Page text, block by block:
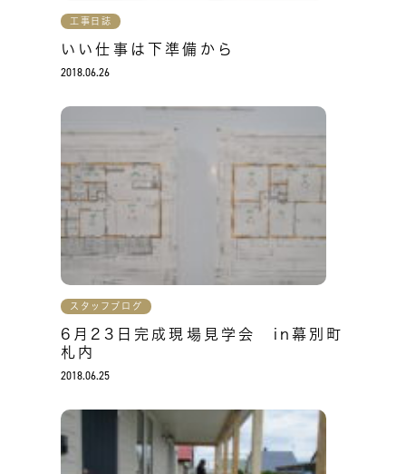
工事日誌
いい仕事は下準備から
2018.06.26
スタッフブログ
6月23日完成現場見学会 in幕別町
札内
2018.06.25